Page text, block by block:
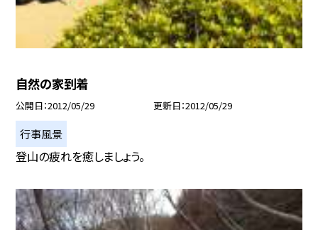
自然の家到着
公開日 2012/05/29 更新日 2012/05/29
行事風景
登山の疲れを癒しましょう。